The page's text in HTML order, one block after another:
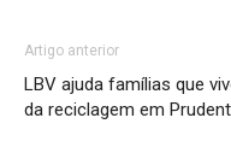
Artigo anterior
LBV ajuda famílias que
da reciclagem em